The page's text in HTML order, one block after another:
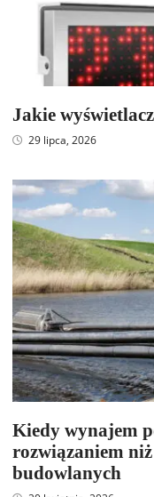
Jakie
29 lipca, 2026
Kiedy wynajem
rozwiązaniem
budowlanych